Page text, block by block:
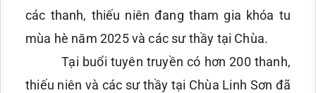
các thanh, thiếu niên đang tham gia khóa tu
mùa hè năm 2025 và các sư thầy tại Chùa.
Tại buổi tuyên truyền có hơn 200 thanh,
thiếu niên và các sư thầy tại Chùa Linh Sơn đã